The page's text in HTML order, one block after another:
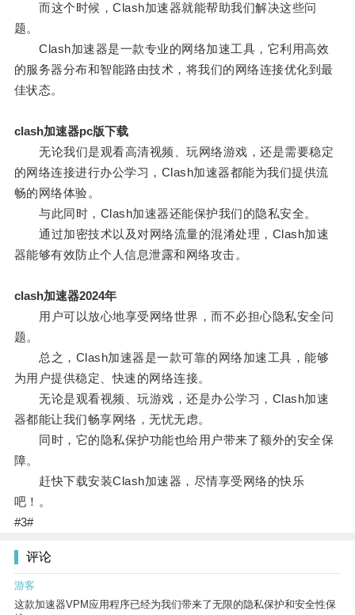
而这个时候，Clash加速器就能帮助我们解决这些问
题。
Clash加速器是一款专业的网络加速工具，它利用高效
的服务器分布和智能路由技术，将我们的网络连接优化到最
佳状态。
clash加速器pc版下载
无论我们是观看高清视频、玩网络游戏，还是需要稳定
的网络连接进行办公学习，Clash加速器都能为我们提供流
畅的网络体验。
与此同时，Clash加速器还能保护我们的隐私安全。
通过加密技术以及对网络流量的混淆处理，Clash加速
器能够有效防止个人信息泄露和网络攻击。
clash加速器2024年
用户可以放心地享受网络世界，而不必担心隐私安全问
题。
总之，Clash加速器是一款可靠的网络加速工具，能够
为用户提供稳定、快速的网络连接。
无论是观看视频、玩游戏，还是办公学习，Clash加速
器都能让我们畅享网络，无忧无虑。
同时，它的隐私保护功能也给用户带来了额外的安全保
障。
赶快下载安装Clash加速器，尽情享受网络的快乐
吧！。
#3#
评论
游客
这款加速器VPM应用程序已经为我们带来了无限的隐私保护和安全性保